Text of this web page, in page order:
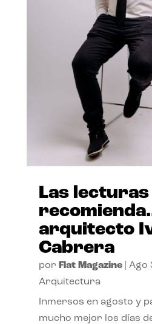
Las lecturas
arquitecto
Cabrera
por Flat Magazine| Ago
Arquitectura
Inmersos en agosto y
mucho mejor los días